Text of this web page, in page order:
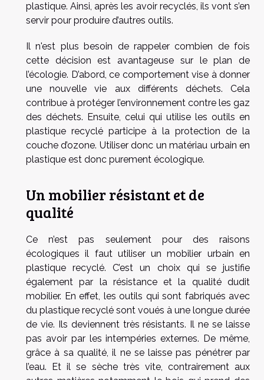
plastique. Ainsi, après les avoir recyclés, ils vont s’en
servir pour produire d’autres outils.
Il n'est plus besoin de rappeler combien de fois
cette décision est avantageuse sur le plan de
l’écologie. D’abord, ce comportement vise à donner
une nouvelle vie aux différents déchets. Cela
contribue à protéger l’environnement contre les gaz
des déchets. Ensuite, celui qui utilise les outils en
plastique recyclé participe à la protection de la
couche d’ozone. Utiliser donc un matériau urbain en
plastique est donc purement écologique.
Un mobilier résistant et de
qualité
Ce n’est pas seulement pour des raisons
écologiques il faut utiliser un mobilier urbain en
plastique recyclé. C’est un choix qui se justifie
également par la résistance et la qualité dudit
mobilier. En effet, les outils qui sont fabriqués avec
du plastique recyclé sont voués à une longue durée
de vie. Ils deviennent très résistants. Il ne se laisse
pas avoir par les intempéries externes. De même,
grâce à sa qualité, il ne se laisse pas pénétrer par
l’eau. Et il se sèche très vite, contrairement aux